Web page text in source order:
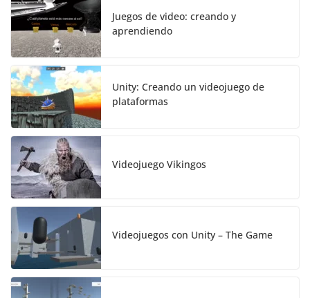
Juegos de video: creando y
aprendiendo
Unity: Creando un videojuego de
plataformas
Videojuego Vikingos
Videojuegos con Unity – The Game